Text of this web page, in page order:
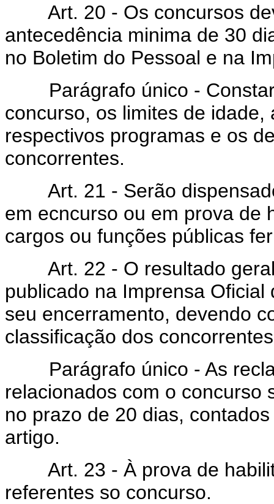
Art. 20 - Os concursos
antecedência minima de 30
no Boletim do Pessoal e na
Parágrafo único -
concurso, os limites de
respectivos programas e os
concorrentes.
Art. 21 - Serão
em ecncurso ou em prova de
cargos ou funções públicas
Art. 22 - O resultado geral
publicado na Imprensa
seu encerramento, devendo
classificação dos
Parágrafo único - As
relacionados com o concurso
no prazo de 20 dias,
artigo.
Art. 23 - À prova de
referentes so concurso.